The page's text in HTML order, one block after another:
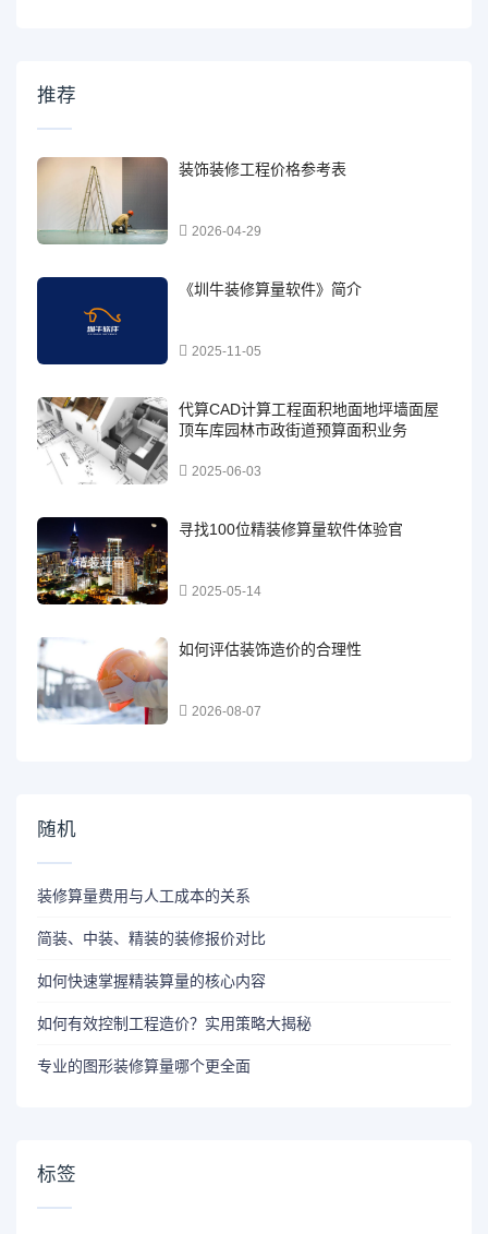
推荐
装饰装修工程价格参考表
2026-04-29
《圳牛装修算量软件》简介
2025-11-05
代算CAD计算工程面积地面地坪墙面屋
顶车库园林市政街道预算面积业务
2025-06-03
寻找100位精装修算量软件体验官
2025-05-14
如何评估装饰造价的合理性
2026-08-07
随机
装修算量费用与人工成本的关系
简装、中装、精装的装修报价对比
如何快速掌握精装算量的核心内容
如何有效控制工程造价？实用策略大揭秘
专业的图形装修算量哪个更全面
标签